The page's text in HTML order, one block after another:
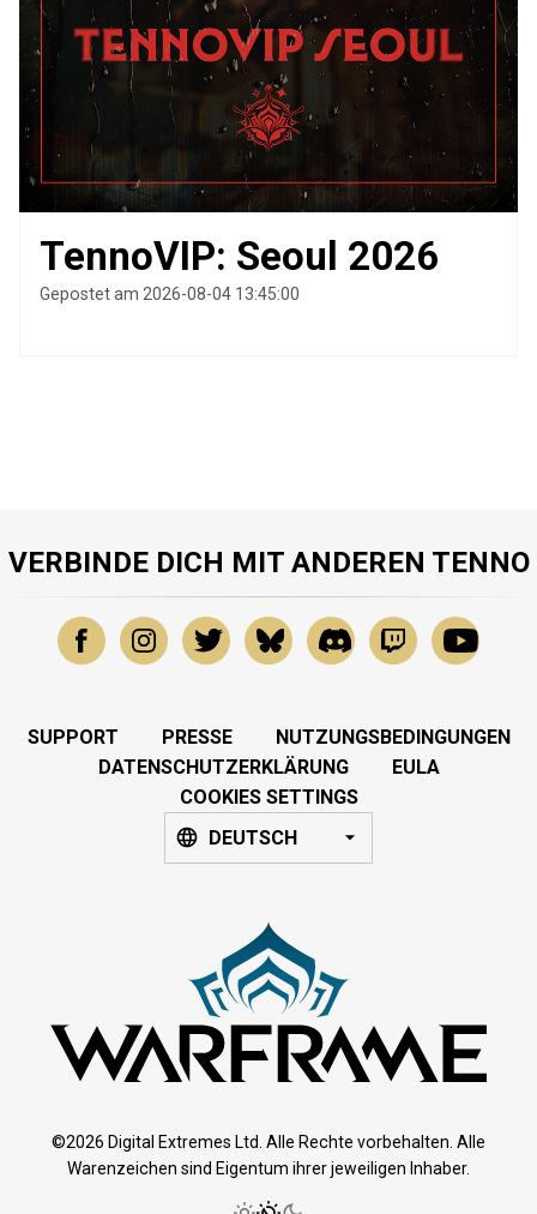
TennoVIP: Seoul 2026
Gepostet am 2026-08-04 13:45:00
VERBINDE DICH MIT ANDEREN TENNO
SUPPORT PRESSE
NUTZUNGSBEDINGUNGEN
DATENSCHUTZERKLÄRUNG
EULA
COOKIES SETTINGS
DEUTSCH
©2026 Digital Extremes Ltd. Alle Rechte vorbehalten. Alle
Warenzeichen sind Eigentum ihrer jeweiligen Inhaber.